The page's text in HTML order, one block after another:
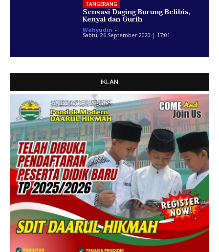
TANGERANG
Sensasi Daging Burung Belibis,
Kenyal dan Gurih
Wahyudin -
Sabtu, 26 September 2020 | 17:01
IKLAN